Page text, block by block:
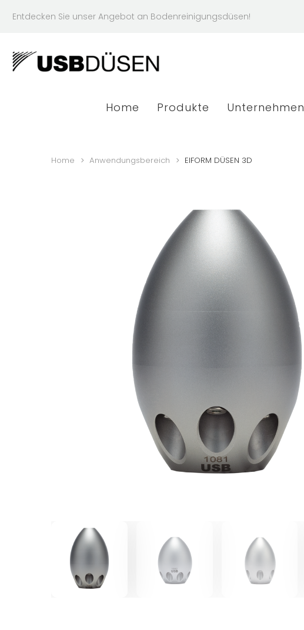
Entdecken Sie unser Angebot an Bodenreinigungsdüsen!
Home Produkte Unternehmen
Home Anwendungsbereich EIFORM DÜSEN 3D